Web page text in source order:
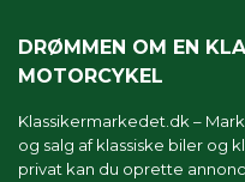
DRØMMEN OM EN
MOTORCYKEL
Klassikermarkedet.dk –
og salg af klassiske biler og
privat kan du oprette